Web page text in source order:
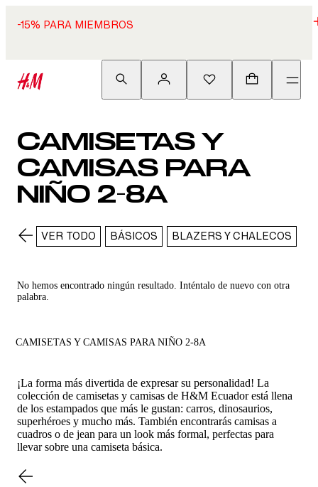
-15% PARA MIEMBROS
CAMISETAS Y
CAMISAS PARA
NIÑO 2-8A
VER TODO BÁSICOS BLAZERS Y CHALECOS
No hemos encontrado ningún resultado. Inténtalo de nuevo con otra
palabra.
CAMISETAS Y CAMISAS PARA NIÑO 2-8A
¡La forma más divertida de expresar su personalidad! La
colección de camisetas y camisas de H&M Ecuador está llena
de los estampados que más le gustan: carros, dinosaurios,
superhéroes y mucho más. También encontrarás camisas a
cuadros o de jean para un look más formal, perfectas para
llevar sobre una camiseta básica.